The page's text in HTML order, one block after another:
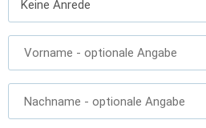
Vorname - optionale Angabe
Nachname - optionale Angabe